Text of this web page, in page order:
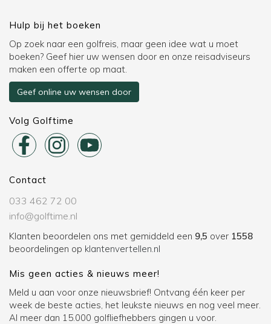
Hulp bij het boeken
Op zoek naar een golfreis, maar geen idee wat u moet
boeken? Geef hier uw wensen door en onze reisadviseurs
maken een offerte op maat.
Geef online uw wensen door
Volg Golftime
Contact
033 462 72 00
info@golftime.nl
Klanten beoordelen ons met gemiddeld een 9,5 over 1558
beoordelingen op klantenvertellen.nl
Mis geen acties & nieuws meer!
Meld u aan voor onze nieuwsbrief! Ontvang één keer per
week de beste acties, het leukste nieuws en nog veel meer.
Al meer dan 15.000 golfliefhebbers gingen u voor.